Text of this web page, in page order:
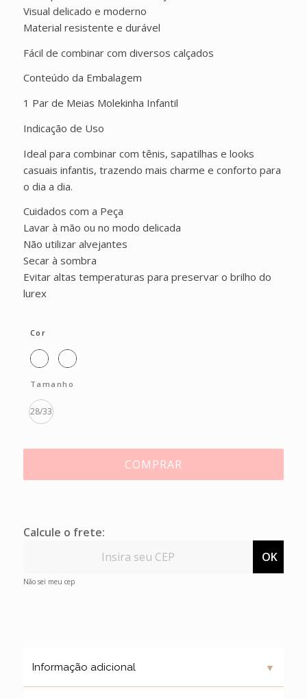
Visual delicado e moderno
Material resistente e durável
Fácil de combinar com diversos calçados
Conteúdo da Embalagem
1 Par de Meias Molekinha Infantil
Indicação de Uso
Ideal para combinar com tênis, sapatilhas e looks
casuais infantis, trazendo mais charme e conforto para
o dia a dia.
Cuidados com a Peça
Lavar à mão ou no modo delicada
Não utilizar alvejantes
Secar à sombra
Evitar altas temperaturas para preservar o brilho do
lurex
Cor
Tamanho
28/33
COMPRAR
Calcule o frete:
OK
Não sei meu cep
Informação adicional ▼